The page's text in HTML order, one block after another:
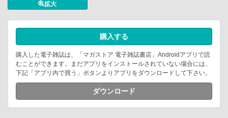
拡大
購入する
購入した電子雑誌は、「マガストア 電子雑誌書店」Androidアプリで読
むことができます。まだアプリをインストールされていない場合には、
下記「アプリ内で買う」ボタンよりアプリをダウンロードして下さい。
ダウンロード